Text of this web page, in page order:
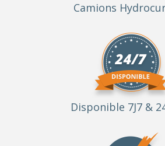
Camions
Disponible 7J7 &